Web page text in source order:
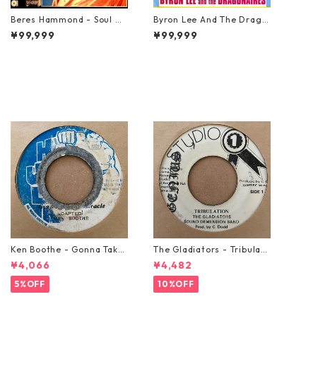
Beres Hammond - Soul Re
ggae【LP-70045】
¥99,999
Byron Lee And The Drago
naires - Rock-Steady Expl
osion【LP-70047】
¥99,999
Ken Boothe - Gonna Take
A Miracle【7-21362】
¥4,066
5%OFF
The Gladiators - Tribulati
on【7-21365】
¥4,482
10%OFF